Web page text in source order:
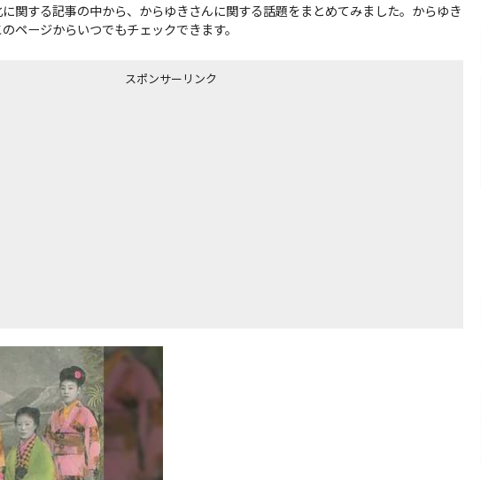
関する記事の中から、からゆきさんに関する話題をまとめてみました。からゆき
ページからいつでもチェックできます。
スポンサーリンク